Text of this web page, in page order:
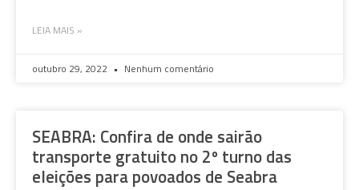
LEIA MAIS »
outubro 29, 2022 Nenhum comentário
SEABRA: Confira de onde sairão
transporte gratuito no 2º turno das
eleições para povoados de Seabra